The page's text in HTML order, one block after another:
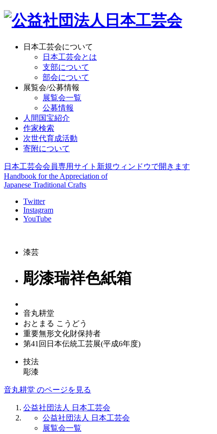
日本工芸会について
日本工芸会とは
支部について
部会について
展覧会/公募情報
展覧会一覧
公募情報
人間国宝紹介
作家検索
次世代育成活動
寄附について
日本工芸会会員専用サイト 新規ウィンドウで開きます
Handbook for the Appreciation of
Japanese Traditional Crafts
Twitter
Instagram
YouTube
漆芸
彫漆瑞祥色紙箱
音丸耕堂
おとまる こうどう
重要無形文化財保持者
第41回日本伝統工芸展(平成6年度)
技法
彫漆
音丸耕堂 のページを見る
公益社団法人 日本工芸会
公益社団法人 日本工芸会
展覧会一覧